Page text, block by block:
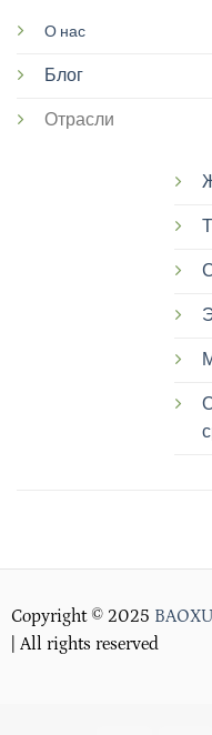
О нас
Блог
Отрасли
Copyright © 2025
| All rights reserved